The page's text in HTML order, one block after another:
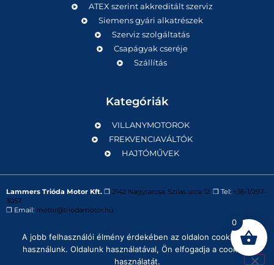
ATEX szerint akkreditált szerviz
Siemens gyári alkatrészek
Szerviz szolgáltatás
Csapágyak cseréje
Szállítás
Kategóriák
VILLANYMOTOROK
FREKVENCIAVÁLTÓK
HAJTÓMŰVEK
Lammers Trióda Motor Kft. ❒ 2142 Nagytarcsa, Szilas utca 12. ❒ Tel: +36-1/297-
3057
❒ Email: motor@triodamotor.hu
Powered byDigit-Now Kft.
Adatvédelmi tájékoztató
0
A jobb felhasználói élmény érdekében az oldalon cookie-kat
használunk. Oldalunk használatával, Ön elfogadja a cookie-k
használatát.